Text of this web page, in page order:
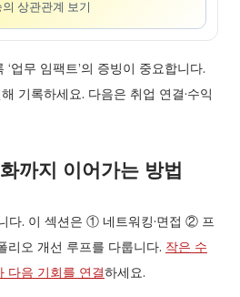
상관관계 보기
업무 임팩트’의 증빙이 중요합니다.
기록하세요. 다음은 취업 연결·수익
까지 이어가는 방법
다. 이 섹션은 ① 네트워킹·면접 ② 프
리오 개선 루프를 다룹니다. 작은 수
다음 기회를 연결하세요.